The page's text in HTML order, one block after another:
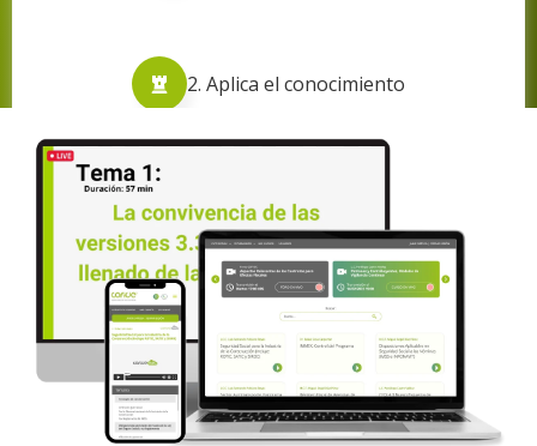
2. Aplica el conocimiento
3. Genera crecimiento